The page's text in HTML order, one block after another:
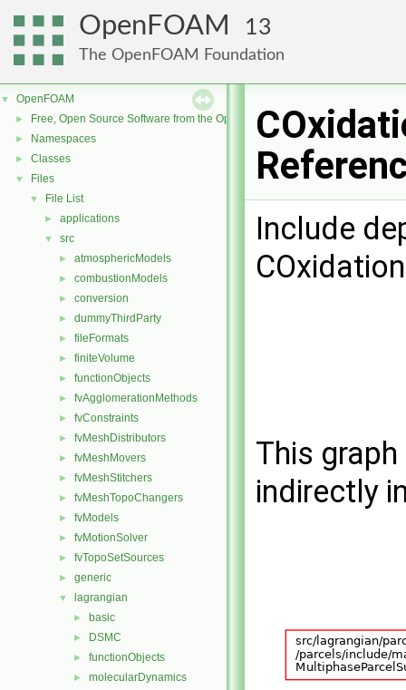
OpenFOAM 13
The OpenFOAM Foundation
▼ OpenFOAM
► Free, Open Source Software from the OpenFOAM Foundation
► Namespaces
► Classes
▼ Files
▼ File List
► applications
▼ src
► atmosphericModels
► combustionModels
► conversion
► dummyThirdParty
► fileFormats
► finiteVolume
► functionObjects
► fvAgglomerationMethods
► fvConstraints
► fvMeshDistributors
► fvMeshMovers
► fvMeshStitchers
► fvMeshTopoChangers
► fvModels
► fvMotionSolver
► fvTopoSetSources
► generic
▼ lagrangian
► basic
► DSMC
► functionObjects
► molecularDynamics
Include
This
indirectly